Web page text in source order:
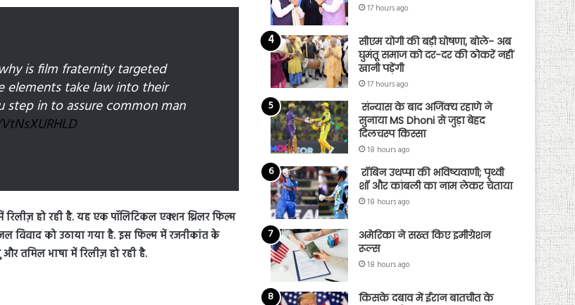
is film fraternity targeted
elements take law into their
step in to assure common man
हो रही है. यह एक पॉलिटिकल एक्शन थ्रिलर फिल्म
विवाद को उठाया गया है. इस फिल्म में रजनीकांत के
तमिल भाषा में रिलीज़ हो रही है.
17 hours ago
सीएम योगी की बड़ी घोषणा, बोले- अब
घुमंतू समाज को दर-दर की ठोकरें नहीं
खानी पड़ेंगी
17 hours ago
संन्यास के बाद अजिंक्‍य रहाणे ने
सुनाया MS Dhoni से जुड़ा बेहद
दिलचस्प किस्सा
18 hours ago
रॉबिन उथप्पा की भविष्यवाणी; पृथ्वी
शॉ और कांबली का नाम लेकर चेताया
18 hours ago
अमेरिका ने सख्त किए इमीग्रेशन
रूल्स
18 hours ago
किसके दबाव में ईरान बातचीत के